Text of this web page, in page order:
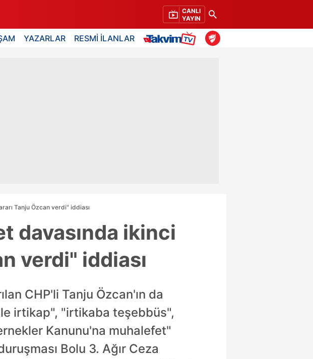
CANLI
YAYIN
YAZARLAR RESMİ İLANLAR
Tanju Özcan verdi" iddiası
davasında ikinci
verdi" iddiası
CHP'li Tanju Özcan'ın da
irtikap", "irtikaba teşebbüs",
Kanunu'na muhalefet"
Bolu 3. Ağır Ceza